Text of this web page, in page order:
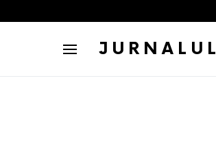
JURNALUL